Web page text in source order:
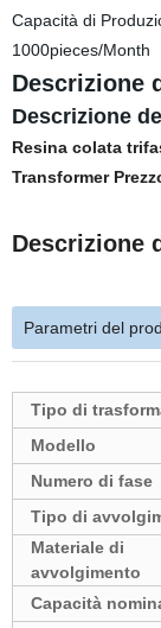
Capacità di
1000pieces/Month
Descrizione
Descrizione
Resina colata
Transformer
Descrizione
Parametri del
Tipo di
Modello
Numero di fase
Tipo di
Materiale di
avvolgimento
Capacità